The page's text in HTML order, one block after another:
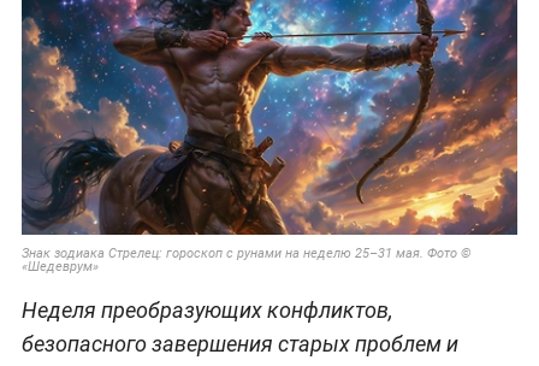
Знак зодиака Стрелец: гороскоп с рунами на неделю 25–31 мая. Фото ©
«Шедеврум»
Неделя преобразующих конфликтов,
безопасного завершения старых проблем и